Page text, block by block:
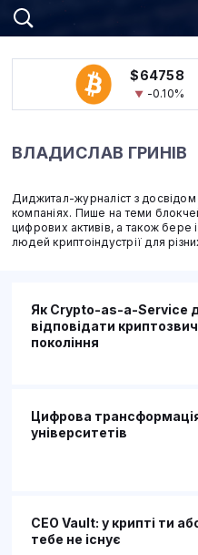
$64758
-0.10%
ВЛАДИСЛАВ ГРИНІВ
Диджитал-журналіст з
компаніях. Пише на теми
цифрових активів, а також бере
людей криптоіндустрії для
Як Crypto-as-a-Service
відповідати
покоління
Цифрова
університетів
CEO Vault: у крипті ти
тебе не існує